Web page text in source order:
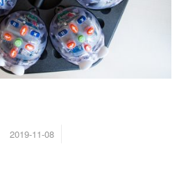
2019-11-08
/